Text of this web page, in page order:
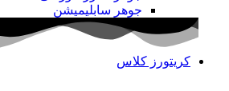
جوهر سابلیمیشن
کریتورز کلاس